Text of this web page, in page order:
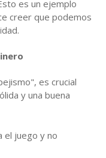
es un ejemplo
creer que podemos
es crucial
y una buena
el juego y no